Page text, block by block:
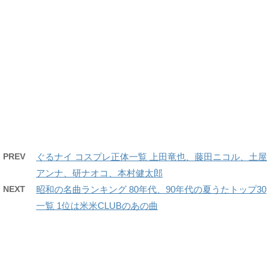
PREV
ぐるナイ コスプレ正体一覧 上田竜也、藤田ニコル、土屋
アンナ、研ナオコ、本村健太郎
NEXT
昭和の名曲ランキング 80年代、90年代の夏うたトップ30
一覧 1位は米米CLUBのあの曲